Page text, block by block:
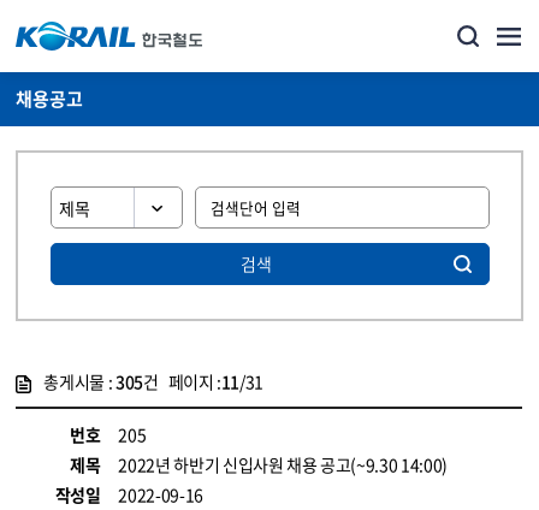
채용공고
검색
총게시물 :305건 페이지 :11/31
번호
205
제목
2022년 하반기 신입사원 채용 공고(~9.30 14:00)
작성일
2022-09-16